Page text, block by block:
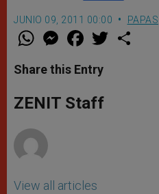
JUNIO 09, 2011 00:00 PAPAS
W
t
s
p
p
M
e
s
e
g
e
F
a
e
b
o
k
w
Share this Entry
ZENIT Staff
View all articles